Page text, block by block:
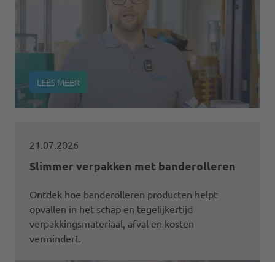
LEES MEER
21.07.2026
Slimmer verpakken met banderolleren
Ontdek hoe banderolleren producten helpt
opvallen in het schap en tegelijkertijd
verpakkingsmateriaal, afval en kosten
vermindert.